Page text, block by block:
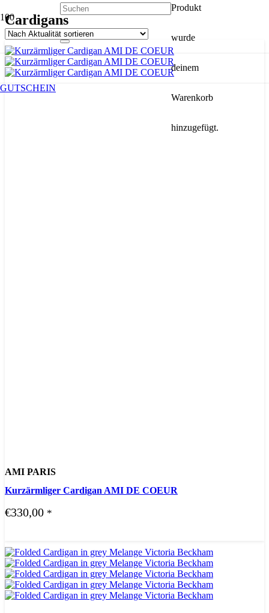
Produkt
wurde
deinem
Warenkorb
hinzugefügt.
GUTSCHEIN
Cardigans
AMI PARIS
Kurzärmliger Cardigan AMI DE COEUR
€330,00 *